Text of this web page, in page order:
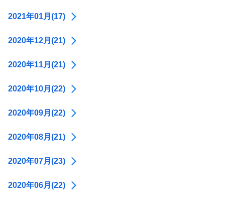
2021年01月(17)
2020年12月(21)
2020年11月(21)
2020年10月(22)
2020年09月(22)
2020年08月(21)
2020年07月(23)
2020年06月(22)